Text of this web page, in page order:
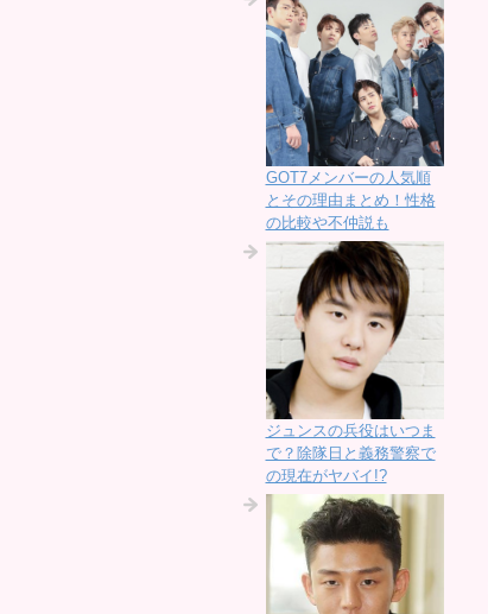
GOT7メンバーの人気順
とその理由まとめ！性格
の比較や不仲説も
ジュンスの兵役はいつま
で？除隊日と義務警察で
の現在がヤバイ!?